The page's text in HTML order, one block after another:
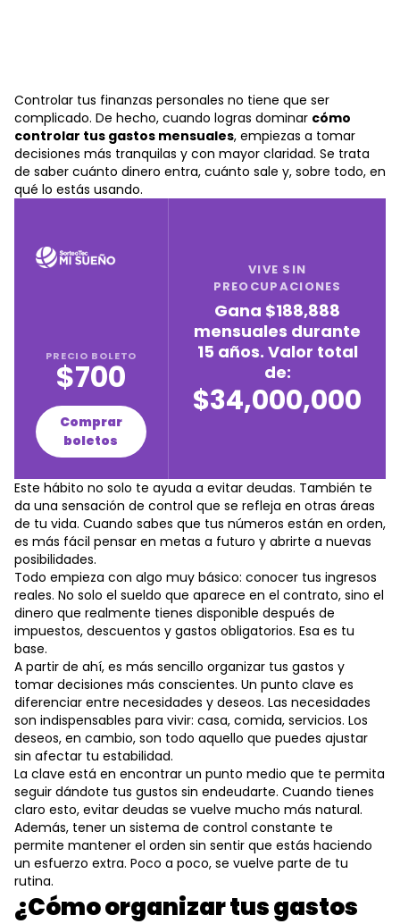
Controlar tus finanzas personales no tiene que ser
complicado. De hecho, cuando logras dominar cómo
controlar tus gastos mensuales, empiezas a tomar
decisiones más tranquilas y con mayor claridad. Se trata
de saber cuánto dinero entra, cuánto sale y, sobre todo, en
qué lo estás usando.
PRECIO BOLETO
$700
Comprar
boletos
VIVE SIN
PREOCUPACIONES
Gana $188,888
mensuales durante
15 años. Valor total
de:
$34,000,000
Este hábito no solo te ayuda a evitar deudas. También te
da una sensación de control que se refleja en otras áreas
de tu vida. Cuando sabes que tus números están en orden,
es más fácil pensar en metas a futuro y abrirte a nuevas
posibilidades.
Todo empieza con algo muy básico: conocer tus ingresos
reales. No solo el sueldo que aparece en el contrato, sino el
dinero que realmente tienes disponible después de
impuestos, descuentos y gastos obligatorios. Esa es tu
base.
A partir de ahí, es más sencillo organizar tus gastos y
tomar decisiones más conscientes. Un punto clave es
diferenciar entre necesidades y deseos. Las necesidades
son indispensables para vivir: casa, comida, servicios. Los
deseos, en cambio, son todo aquello que puedes ajustar
sin afectar tu estabilidad.
La clave está en encontrar un punto medio que te permita
seguir dándote tus gustos sin endeudarte. Cuando tienes
claro esto, evitar deudas se vuelve mucho más natural.
Además, tener un sistema de control constante te
permite mantener el orden sin sentir que estás haciendo
un esfuerzo extra. Poco a poco, se vuelve parte de tu
rutina.
¿Cómo organizar tus gastos